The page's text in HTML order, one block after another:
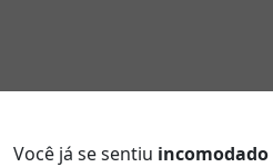
Você já se sentiu incomodado